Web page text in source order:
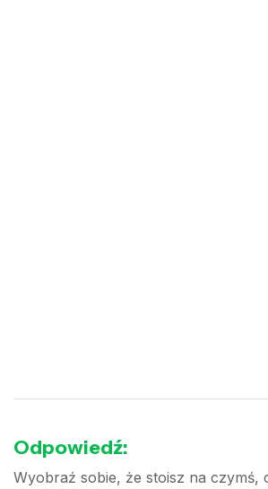
Odpowiedź:
Wyobraź sobie, że stoisz na czymś,